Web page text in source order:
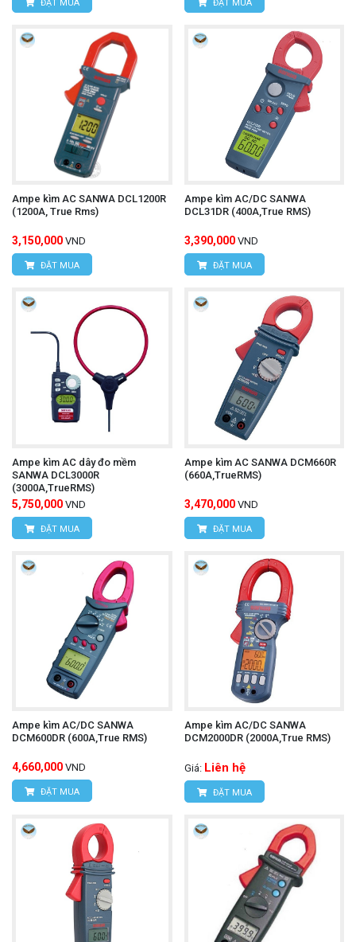
ĐẶT MUA ĐẶT MUA
Ampe kìm AC SANWA DCL1200R
(1200A, True Rms)
3,150,000 VND
ĐẶT MUA
Ampe kìm AC/DC SANWA
DCL31DR (400A,True RMS)
3,390,000 VND
ĐẶT MUA
Ampe kìm AC dây đo mềm
SANWA DCL3000R
(3000A,TrueRMS)
5,750,000 VND
ĐẶT MUA
Ampe kìm AC SANWA DCM660R
(660A,TrueRMS)
3,470,000 VND
ĐẶT MUA
Ampe kìm AC/DC SANWA
DCM600DR (600A,True RMS)
4,660,000 VND
ĐẶT MUA
Ampe kìm AC/DC SANWA
DCM2000DR (2000A,True RMS)
Giá: Liên hệ
ĐẶT MUA